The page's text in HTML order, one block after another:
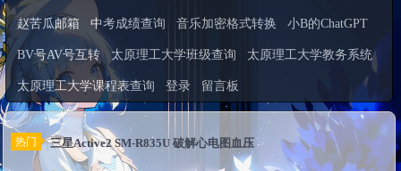
赵苦瓜邮箱 中考成绩查询 音乐加密格式转换 小B的ChatGPT
BV号AV号互转 太原理工大学班级查询 太原理工大学教务系统
太原理工大学课程表查询 登录 留言板
热门 三星Active2 SM-R835U 破解心电图血压